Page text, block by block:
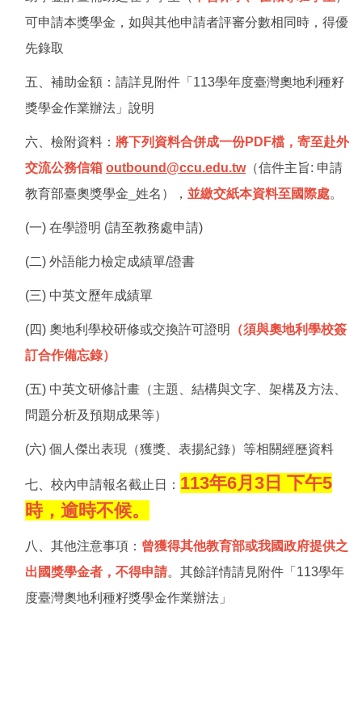
可申請本獎學金，如與其他申請者評審分數相同時，得優
先錄取
五、補助金額：請詳見附件「113學年度臺灣奧地利種籽
獎學金作業辦法」說明
六、檢附資料： 將下列資料合併成一份PDF檔，寄至赴外
交流公務信箱 outbound@ccu.edu.tw（信件主旨: 申請
教育部臺奧獎學金_姓名）， 並繳交紙本資料至國際處。
(一) 在學證明 (請至教務處申請)
(二) 外語能力檢定成績單/證書
(三) 中英文歷年成績單
(四) 奧地利學校研修或交換許可證明
（須與奧地利學校簽
訂合作備忘錄）
(五) 中英文研修計畫（主題、結構與文字、架構及方法、
問題分析及預期成果等）
(六) 個人傑出表現（獲獎、表揚紀錄）等相關經歷資料
七、校內申請報名截止日： 113年6月3日 下午5
時 ， 逾時不候。
八、其他注意事項： 曾獲得其他教育部或我國政府提供之
出國獎學金者，不得申請。其餘詳情請見附件「113學年
度臺灣奧地利種籽獎學金作業辦法」